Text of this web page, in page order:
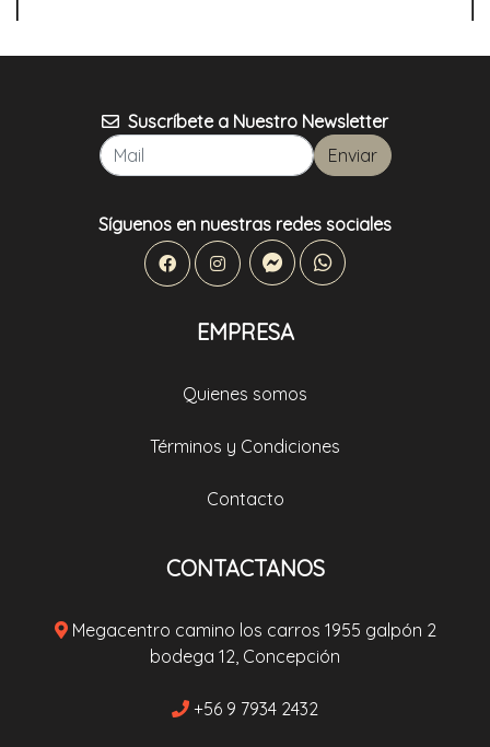
Suscríbete a Nuestro Newsletter
Enviar
Síguenos en nuestras redes sociales
EMPRESA
Quienes somos
Términos y Condiciones
Contacto
CONTACTANOS
Megacentro camino los carros 1955 galpón 2
bodega 12, Concepción
+56 9 7934 2432